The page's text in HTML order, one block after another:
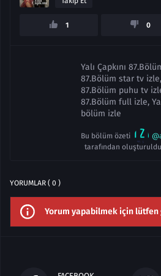
1 0
Yalı Çapkını
87.Bölüm star tv izle,
87.Bölüm puhu tv
87.Bölüm full izle,
bölüm izle
Bu bölüm özeti
tarafından oluşturuldu
YORUMLAR ( 0 )
Yorum yapabilmek için lütfen